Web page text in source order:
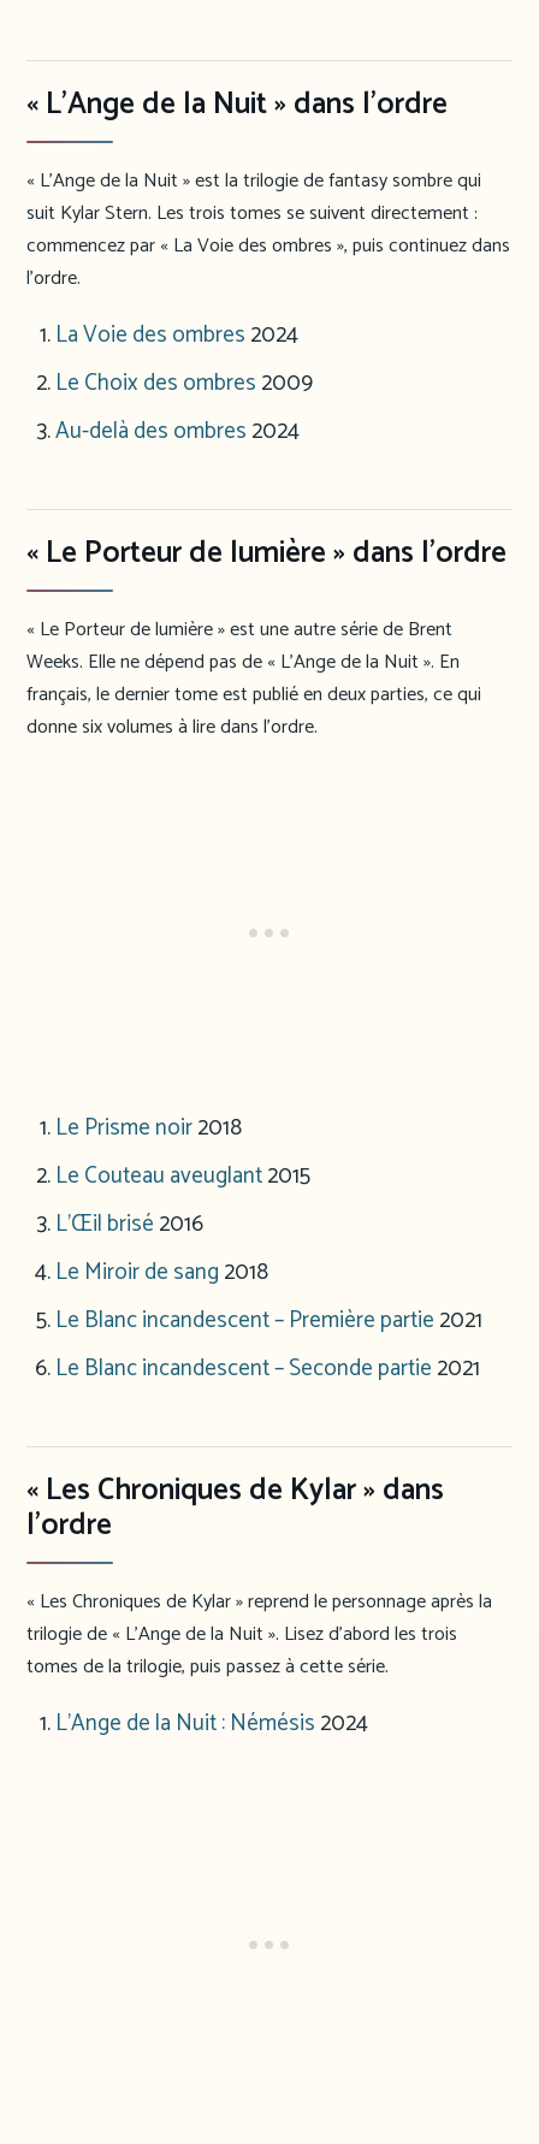
« L’Ange de la Nuit » dans l’ordre
« L’Ange de la Nuit » est la trilogie de fantasy sombre qui
suit Kylar Stern. Les trois tomes se suivent directement :
commencez par « La Voie des ombres », puis continuez dans
l’ordre.
La Voie des ombres2024
Le Choix des ombres2009
Au-delà des ombres2024
« Le Porteur de lumière » dans l’ordre
« Le Porteur de lumière » est une autre série de Brent
Weeks. Elle ne dépend pas de « L’Ange de la Nuit ». En
français, le dernier tome est publié en deux parties, ce qui
donne six volumes à lire dans l’ordre.
Le Prisme noir2018
Le Couteau aveuglant2015
L’Œil brisé2016
Le Miroir de sang2018
Le Blanc incandescent – Première partie2021
Le Blanc incandescent – Seconde partie2021
« Les Chroniques de Kylar » dans
l’ordre
« Les Chroniques de Kylar » reprend le personnage après la
trilogie de « L’Ange de la Nuit ». Lisez d’abord les trois
tomes de la trilogie, puis passez à cette série.
L’Ange de la Nuit : Némésis2024